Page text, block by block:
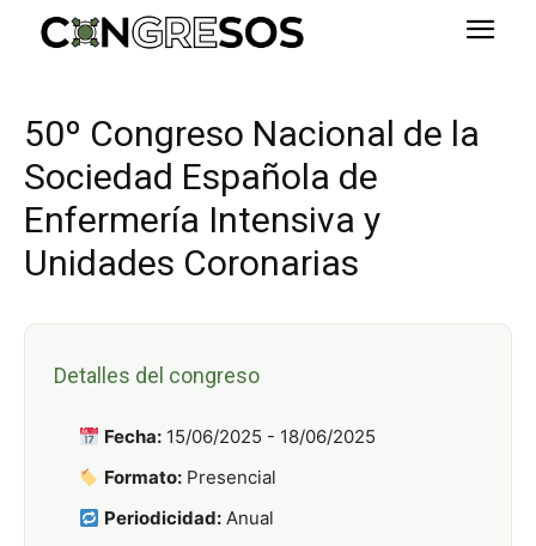
50º Congreso Nacional de la
Sociedad Española de
Enfermería Intensiva y
Unidades Coronarias
Detalles del congreso
Fecha: 15/06/2025 - 18/06/2025
Formato: Presencial
Periodicidad: Anual